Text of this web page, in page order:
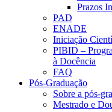
Prazos
PAD
ENADE
Iniciação
PIBID –
à Docência
FAQ
Pós-Graduação
Sobre a pós-
Mestrado e